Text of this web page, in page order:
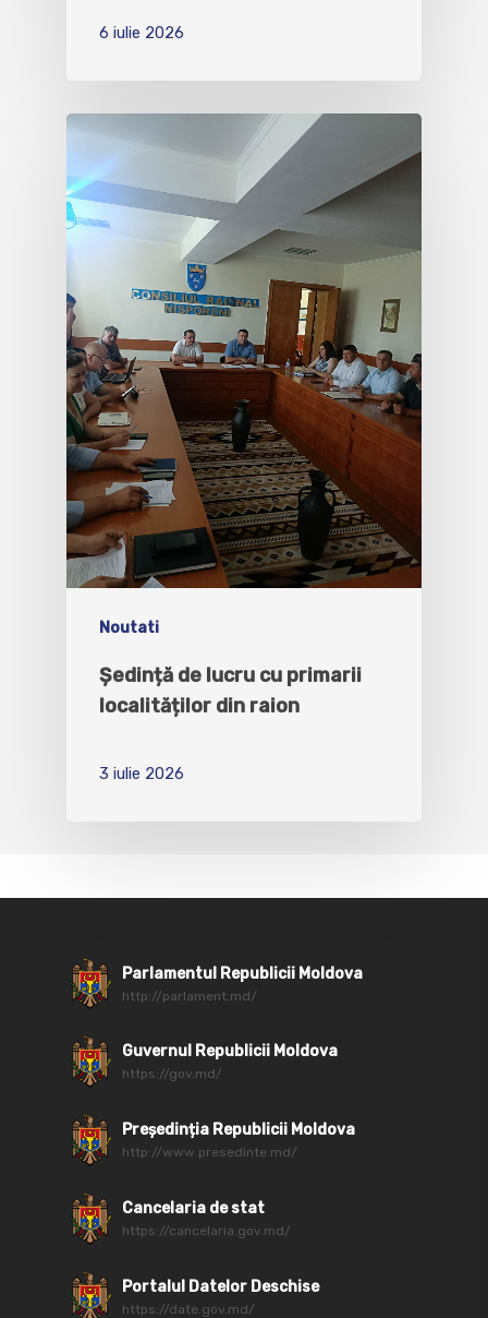
6 iulie 2026
Noutati
Ședință de lucru cu primarii
localităților din raion
3 iulie 2026
Parlamentul Republicii Moldova
http://parlament.md/
Guvernul Republicii Moldova
https://gov.md/
Președinția Republicii Moldova
http://www.presedinte.md/
Cancelaria de stat
https://cancelaria.gov.md/
Portalul Datelor Deschise
https://date.gov.md/